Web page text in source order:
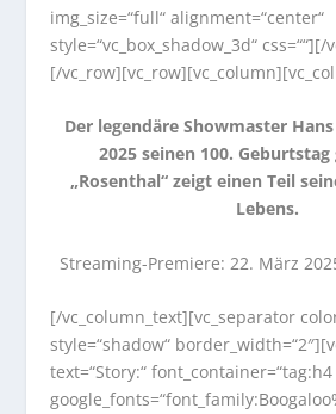
img_size=“full“ alignment=“center“
style=“vc_box_shadow_3d“
[/
Der legendäre Showmaster
2025 seinen 100.
„Rosenthal“ zeigt einen Teil
Lebens.
Streaming-Premiere: 22. März
[/vc_column_text][vc_separator
style=“shadow“
text=“Story:“